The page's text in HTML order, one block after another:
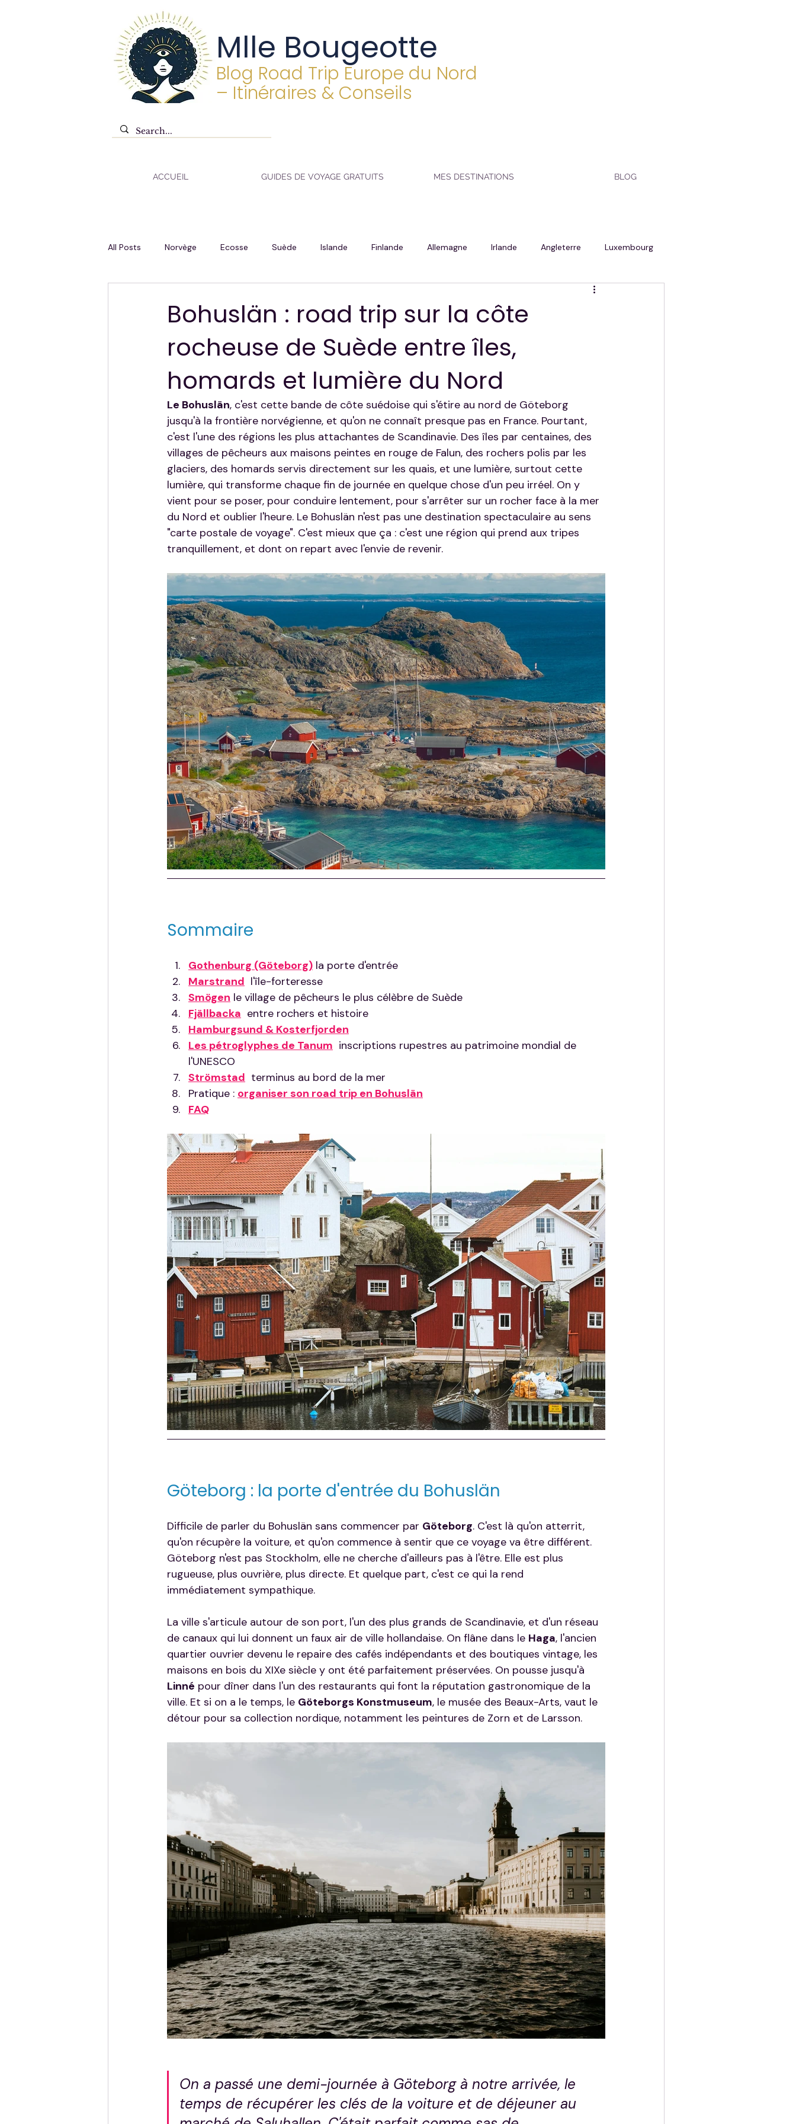
Mlle Bougeotte
Blog Road Trip Europe du Nord
– Itinéraires & Conseils
ACCUEIL GUIDES DE VOYAGE GRATUITS MES DESTINATIONS BLOG
All Posts Norvège Ecosse Suède Islande Finlande Allemagne Irlande Angleterre Luxembourg
Bohuslän : road trip sur la côte
rocheuse de Suède entre îles,
homards et lumière du Nord
Le Bohuslän, c'est cette bande de côte suédoise qui s'étire au nord de Göteborg
jusqu'à la frontière norvégienne, et qu'on ne connaît presque pas en France. Pourtant,
c'est l'une des régions les plus attachantes de Scandinavie. Des îles par centaines, des
villages de pêcheurs aux maisons peintes en rouge de Falun, des rochers polis par les
glaciers, des homards servis directement sur les quais, et une lumière, surtout cette
lumière, qui transforme chaque fin de journée en quelque chose d'un peu irréel. On y
vient pour se poser, pour conduire lentement, pour s'arrêter sur un rocher face à la mer
du Nord et oublier l'heure. Le Bohuslän n'est pas une destination spectaculaire au sens
"carte postale de voyage". C'est mieux que ça : c'est une région qui prend aux tripes
tranquillement, et dont on repart avec l'envie de revenir.
Sommaire
Gothenburg (Göteborg) la porte d'entrée
Marstrand
  l'île-forteresse
Smögen le village de pêcheurs le plus célèbre de Suède
Fjällbacka
  entre rochers et histoire
Hamburgsund & Kosterfjorden
Les pétroglyphes de Tanum
  inscriptions rupestres au patrimoine mondial de
l'UNESCO
Strömstad
  terminus au bord de la mer
Pratique : organiser son road trip en Bohuslän
FAQ
Göteborg : la porte d'entrée du Bohuslän
Difficile de parler du Bohuslän sans commencer par Göteborg. C'est là qu'on atterrit,
qu'on récupère la voiture, et qu'on commence à sentir que ce voyage va être différent.
Göteborg n'est pas Stockholm, elle ne cherche d'ailleurs pas à l'être. Elle est plus
rugueuse, plus ouvrière, plus directe. Et quelque part, c'est ce qui la rend
immédiatement sympathique.
La ville s'articule autour de son port, l'un des plus grands de Scandinavie, et d'un réseau
de canaux qui lui donnent un faux air de ville hollandaise. On flâne dans le Haga, l'ancien
quartier ouvrier devenu le repaire des cafés indépendants et des boutiques vintage, les
maisons en bois du XIXe siècle y ont été parfaitement préservées. On pousse jusqu'à
Linné pour dîner dans l'un des restaurants qui font la réputation gastronomique de la
ville. Et si on a le temps, le Göteborgs Konstmuseum, le musée des Beaux-Arts, vaut le
détour pour sa collection nordique, notamment les peintures de Zorn et de Larsson.
On a passé une demi-journée à Göteborg à notre arrivée, le
temps de récupérer les clés de la voiture et de déjeuner au